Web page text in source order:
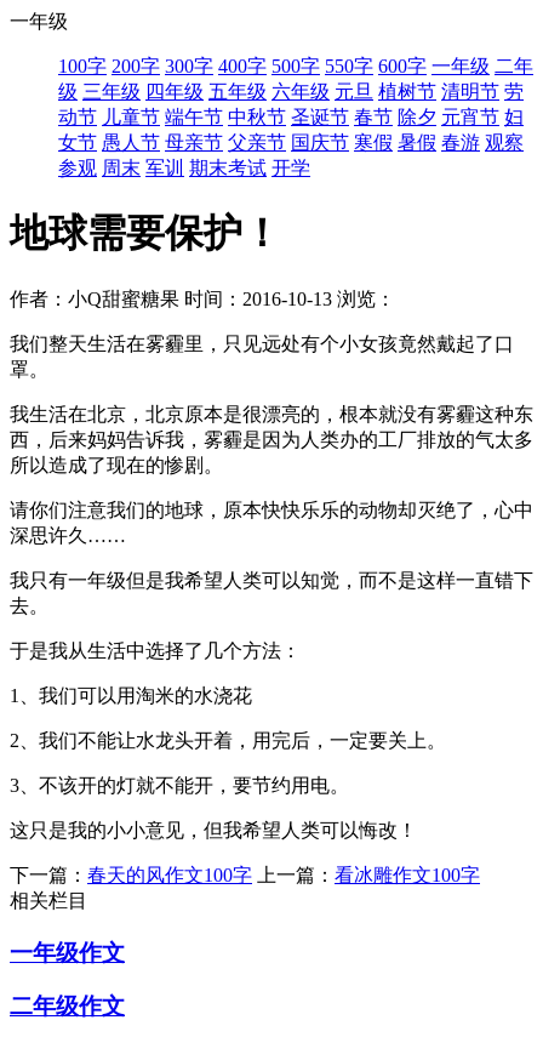
一年级
100字 200字 300字 400字 500字 550字 600字 一年级 二年
级 三年级 四年级 五年级 六年级 元旦 植树节 清明节 劳
动节 儿童节 端午节 中秋节 圣诞节 春节 除夕 元宵节 妇
女节 愚人节 母亲节 父亲节 国庆节 寒假 暑假 春游 观察
参观 周末 军训 期末考试 开学
地球需要保护！
作者：小Q甜蜜糖果 时间：2016-10-13 浏览：
我们整天生活在雾霾里，只见远处有个小女孩竟然戴起了口
罩。
我生活在北京，北京原本是很漂亮的，根本就没有雾霾这种东
西，后来妈妈告诉我，雾霾是因为人类办的工厂排放的气太多
所以造成了现在的惨剧。
请你们注意我们的地球，原本快快乐乐的动物却灭绝了，心中
深思许久……
我只有一年级但是我希望人类可以知觉，而不是这样一直错下
去。
于是我从生活中选择了几个方法：
1、我们可以用淘米的水浇花
2、我们不能让水龙头开着，用完后，一定要关上。
3、不该开的灯就不能开，要节约用电。
这只是我的小小意见，但我希望人类可以悔改！
下一篇： 春天的风作文100字 上一篇： 看冰雕作文100字
相关栏目
一年级作文
二年级作文